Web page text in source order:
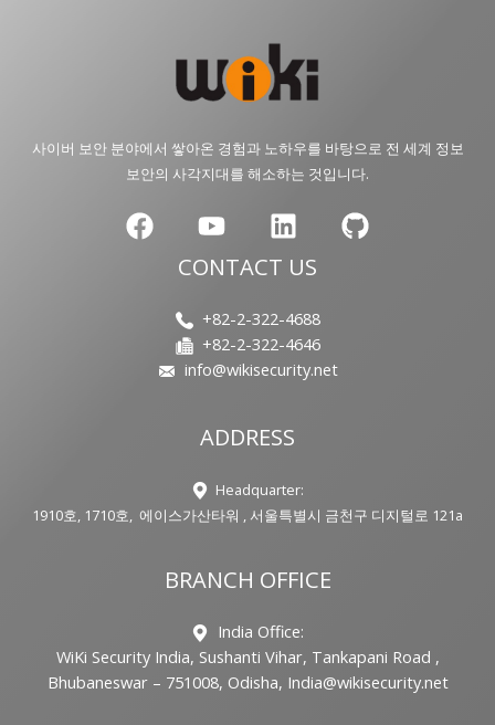
사이버 보안 분야에서 쌓아온 경험과 노하우를 바탕으로 전 세계 정보
보안의 사각지대를 해소하는 것입니다.
CONTACT US
+82-2-322-4688
+82-2-322-4646
info@wikisecurity.net
ADDRESS
Headquarter:
1910호, 1710호, 에이스가산타워 , 서울특별시 금천구 디지털로 121a
BRANCH OFFICE
India Office:
WiKi Security India, Sushanti Vihar, Tankapani Road ,
Bhubaneswar – 751008, Odisha, India@wikisecurity.net